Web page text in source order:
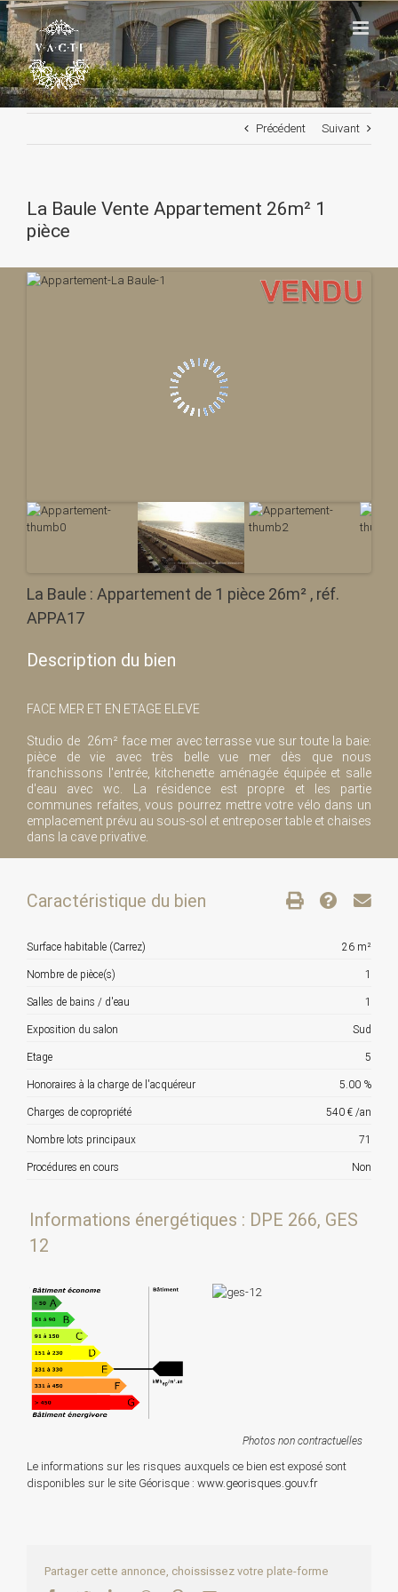
Passer
au
contenu
Précédent Suivant
La Baule Vente Appartement 26m² 1
pièce
La Baule : Appartement de 1 pièce 26m² , réf.
APPA17
Description du bien
FACE MER ET EN ETAGE ELEVE
Studio de 26m² face mer avec terrasse vue sur toute la baie:
pièce de vie avec très belle vue mer dès que nous
franchissons l'entrée, kitchenette aménagée équipée et salle
d'eau avec wc. La résidence est propre et les partie
communes refaites, vous pourrez mettre votre vélo dans un
emplacement prévu au sous-sol et entreposer table et chaises
dans la cave privative.
Caractéristique du bien
Surface habitable (Carrez) 26 m²
Nombre de pièce(s) 1
Salles de bains / d'eau 1
Exposition du salon Sud
Etage 5
Honoraires à la charge de l'acquéreur 5.00 %
Charges de copropriété 540 € /an
Nombre lots principaux 71
Procédures en cours Non
Informations énergétiques : DPE 266, GES
12
Photos non contractuelles
Le informations sur les risques auxquels ce bien est exposé sont
disponibles sur le site Géorisque : www.georisques.gouv.fr
Partager cette annonce, choississez votre plate-forme